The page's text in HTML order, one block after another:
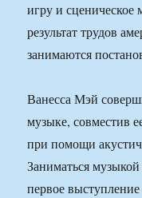
игру и
результат трудов
занимаются
Ванесса Мэй
музыке, совместив
при помощи
Заниматься
первое выступление